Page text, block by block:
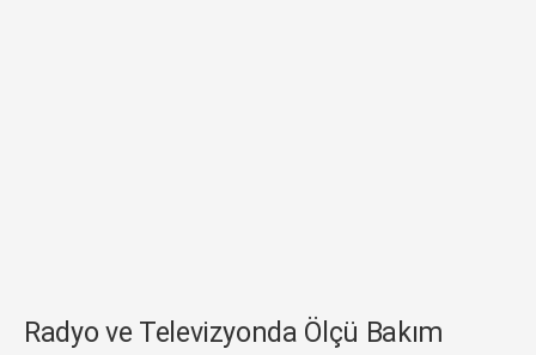
Radyo ve Televizyonda Ölçü Bakım